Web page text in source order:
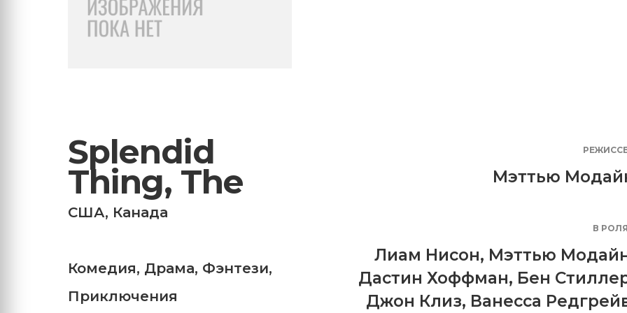
Splendid
Thing, The
США, Канада
Комедия, Драма, Фэнтези,
Приключения
Мэттью
В
Лиам Нисон, Мэттью
Дастин Хоффман, Бен
Джон Клиз, Ванесса